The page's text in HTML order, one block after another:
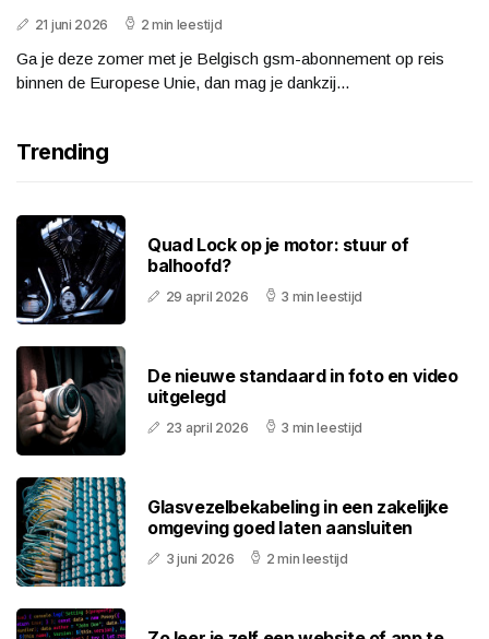
21 juni 2026 2 min leestijd
Ga je deze zomer met je Belgisch gsm-abonnement op reis
binnen de Europese Unie, dan mag je dankzij...
Trending
Quad Lock op je motor: stuur of
balhoofd?
29 april 2026 3 min leestijd
De nieuwe standaard in foto en video
uitgelegd
23 april 2026 3 min leestijd
Glasvezelbekabeling in een zakelijke
omgeving goed laten aansluiten
3 juni 2026 2 min leestijd